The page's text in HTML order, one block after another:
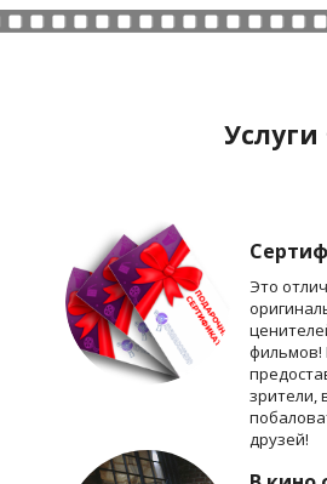
Услуги
Это
фильмов!
зрители,
друзей!